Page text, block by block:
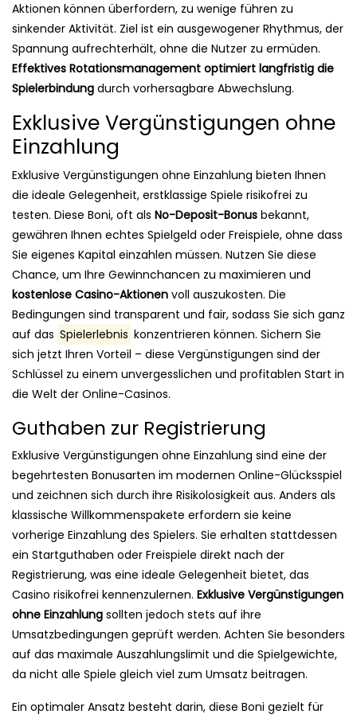
Aktionen können überfordern, zu wenige führen zu
sinkender Aktivität. Ziel ist ein ausgewogener Rhythmus, der
Spannung aufrechterhält, ohne die Nutzer zu ermüden.
Effektives Rotationsmanagement optimiert langfristig die
Spielerbindung durch vorhersagbare Abwechslung.
Exklusive Vergünstigungen ohne
Einzahlung
Exklusive Vergünstigungen ohne Einzahlung bieten Ihnen
die ideale Gelegenheit, erstklassige Spiele risikofrei zu
testen. Diese Boni, oft als No-Deposit-Bonus bekannt,
gewähren Ihnen echtes Spielgeld oder Freispiele, ohne dass
Sie eigenes Kapital einzahlen müssen. Nutzen Sie diese
Chance, um Ihre Gewinnchancen zu maximieren und
kostenlose Casino-Aktionen voll auszukosten. Die
Bedingungen sind transparent und fair, sodass Sie sich ganz
auf das Spielerlebnis konzentrieren können. Sichern Sie
sich jetzt Ihren Vorteil – diese Vergünstigungen sind der
Schlüssel zu einem unvergesslichen und profitablen Start in
die Welt der Online-Casinos.
Guthaben zur Registrierung
Exklusive Vergünstigungen ohne Einzahlung sind eine der
begehrtesten Bonusarten im modernen Online-Glücksspiel
und zeichnen sich durch ihre Risikolosigkeit aus. Anders als
klassische Willkommenspakete erfordern sie keine
vorherige Einzahlung des Spielers. Sie erhalten stattdessen
ein Startguthaben oder Freispiele direkt nach der
Registrierung, was eine ideale Gelegenheit bietet, das
Casino risikofrei kennenzulernen. Exklusive Vergünstigungen
ohne Einzahlung sollten jedoch stets auf ihre
Umsatzbedingungen geprüft werden. Achten Sie besonders
auf das maximale Auszahlungslimit und die Spielgewichte,
da nicht alle Spiele gleich viel zum Umsatz beitragen.
Ein optimaler Ansatz besteht darin, diese Boni gezielt für